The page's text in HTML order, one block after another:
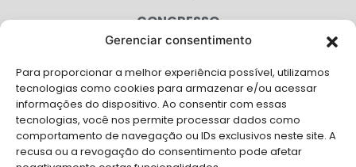
Gerenciar consentimento
Para proporcionar a melhor experiência possível, utilizamos
tecnologias como cookies para armazenar e/ou acessar
informações do dispositivo. Ao consentir com essas
tecnologias, você nos permite processar dados como
comportamento de navegação ou IDs exclusivos neste site. A
recusa ou a revogação do consentimento pode afetar
CONGRESSO
CAMPANHAS
SERVIÇOS
FILIADAS